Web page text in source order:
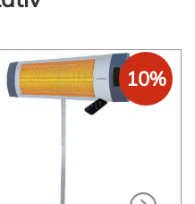
10%